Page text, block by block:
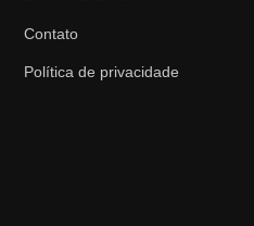
Contato
Política de privacidade